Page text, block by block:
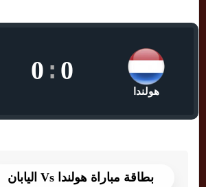
هولندا
0
:
0
بطاقة مباراة هولندا Vs اليابان